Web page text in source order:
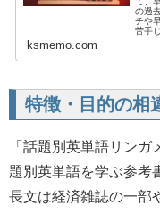
の過
チや
苦手
ksmemo.com
特徴・目的の相
「話題別英単語リン
題別英単語を学ぶ参考
長文は経済雑誌の一部